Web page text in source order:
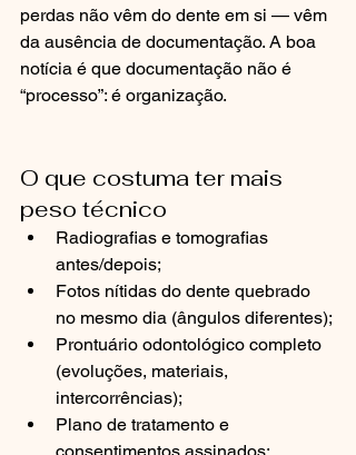
perdas não vêm do dente em si — vêm
da ausência de documentação. A boa
notícia é que documentação não é
“processo”: é organização.
O que costuma ter mais
peso técnico
Radiografias e tomografias
antes/depois;
Fotos nítidas do dente quebrado
no mesmo dia (ângulos diferentes);
Prontuário odontológico completo
(evoluções, materiais,
intercorrências);
Plano de tratamento e